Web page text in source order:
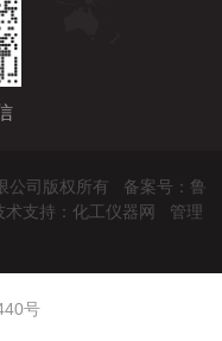
公司版权所有 备案号：鲁
支持： 化工仪器网
管理
号